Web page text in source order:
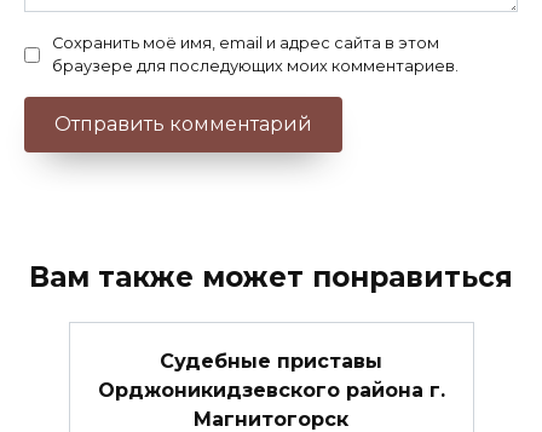
Сохранить моё имя, email и адрес сайта в этом
браузере для последующих моих комментариев.
Вам также может понравиться
Судебные приставы
Орджоникидзевского района г.
Магнитогорск